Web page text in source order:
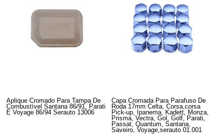
Aplique Cromado Para Tampa De
Combustível Santana 86/91, Parati
E Voyage 86/94 Serauto 13006
Capa Cromada Para Parafuso De
Roda 17mm Celta, Corsa,corsa
Pick-up, Ipanema, Kadett, Monza,
Prisma, Vectra, Gol, Golf, Parati,
Passat, Quantum, Santana,
Saveiro, Voyage,serauto 01.001